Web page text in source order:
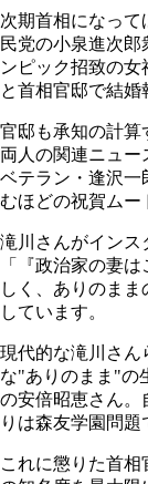
次期首相になって
民党の小泉進次郎
ンピック招致の
と首相官邸で結婚
官邸も承知の計算
両人の関連ニュ
ベテラン・逢沢一
むほどの祝賀ムー
滝川さんがインス
「『政治家の妻
しく、ありのま
しています。
現代的な滝川さん
な"ありのまま"の
の安倍昭恵さん。
りは森友学園問題
これに懲りた首